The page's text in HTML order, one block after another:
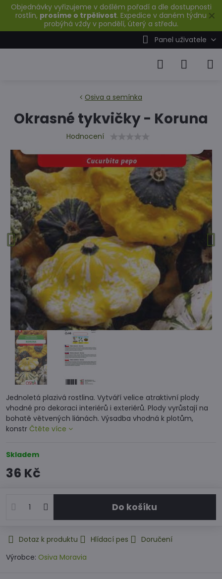
✕
Objednávky vyřizujeme v došlém pořadí a dle dostupnosti
rostlin, prosíme o trpělivost. Expedice v daném týdnu
probýhá vždy v pondělí, úterý a středu.
Panel uživatele
Osiva a semínka
Okrasné tykvičky - Koruna
Hodnocení
Jednoletá plazivá rostlina. Vytváří velice atraktivní plody
vhodné pro dekoraci interiérů i exteriérů. Plody vyrůstají na
bohatě větvených liánách. Výsadba vhodná k plotům,
konstr Čtěte více
Skladem
36 Kč
Do košíku
Dotaz k produktu Hlídací pes
Doručení
Výrobce: Osiva Moravia